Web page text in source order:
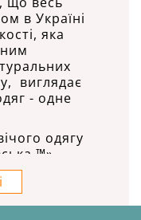
в Україні
яка
виглядає
- одне
одягу
™»